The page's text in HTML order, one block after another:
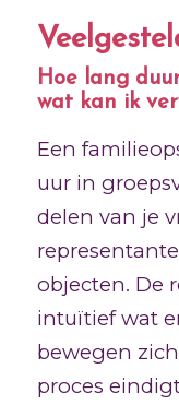
Hoe lang
wat kan ik
Een
uur in
delen van je
objecten. De
intuïtief wat
bewegen
proces